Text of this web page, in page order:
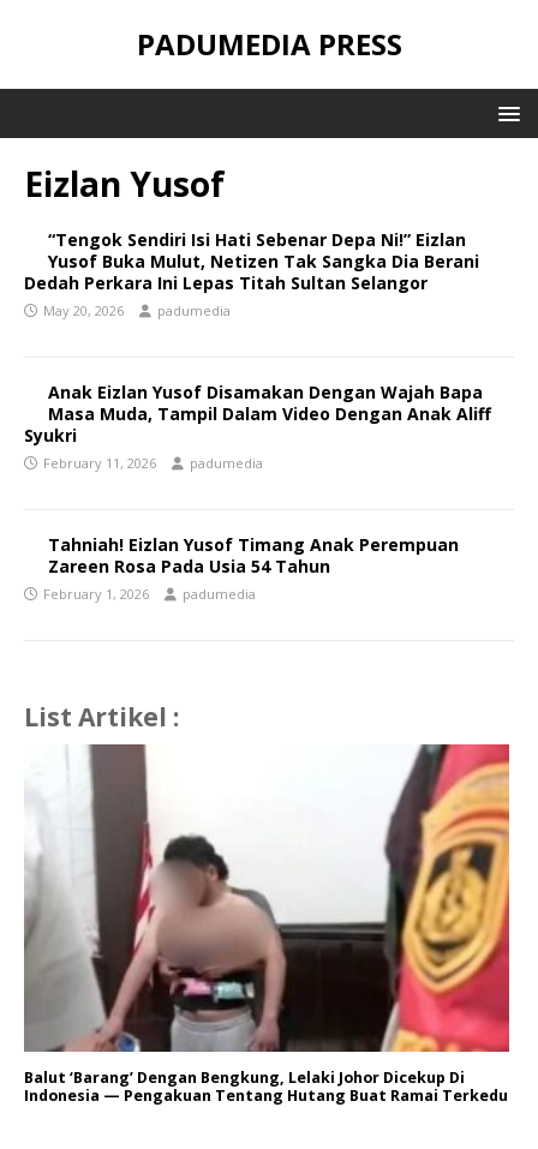
PADUMEDIA PRESS
Eizlan Yusof
“Tengok Sendiri Isi Hati Sebenar Depa Ni!” Eizlan
Yusof Buka Mulut, Netizen Tak Sangka Dia Berani
Dedah Perkara Ini Lepas Titah Sultan Selangor
May 20, 2026 padumedia
Anak Eizlan Yusof Disamakan Dengan Wajah Bapa
Masa Muda, Tampil Dalam Video Dengan Anak Aliff
Syukri
February 11, 2026 padumedia
Tahniah! Eizlan Yusof Timang Anak Perempuan
Zareen Rosa Pada Usia 54 Tahun
February 1, 2026 padumedia
List Artikel :
Balut ‘Barang’ Dengan Bengkung, Lelaki Johor Dicekup Di
Indonesia — Pengakuan Tentang Hutang Buat Ramai Terkedu